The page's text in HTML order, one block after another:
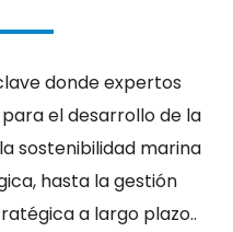
donde expertos
el desarrollo de la
sostenibilidad marina
hasta la gestión
a largo plazo..